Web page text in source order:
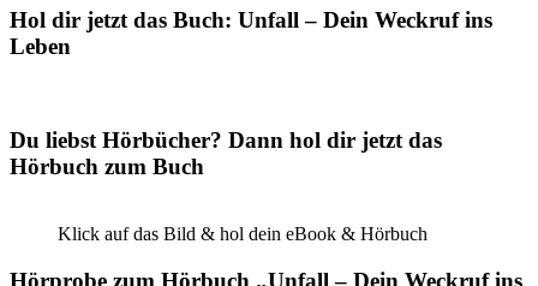
Hol dir jetzt das Buch: Unfall – Dein Weckruf ins
Leben
Du liebst Hörbücher? Dann hol dir jetzt das
Hörbuch zum Buch
Klick auf das Bild & hol dein eBook & Hörbuch
Hörprobe zum Hörbuch „Unfall – Dein Weckruf ins